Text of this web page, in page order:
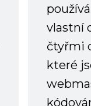
vlastní
čtyřmi
které